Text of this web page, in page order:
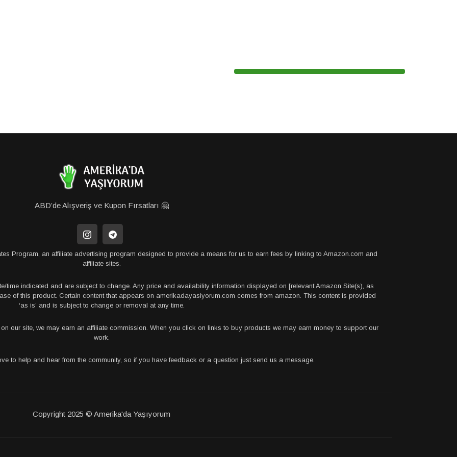
ABD’de Alışveriş ve Kupon Fırsatları 🤗
Program, an affiliate advertising program designed to provide a means for us to earn fees by linking to Amazon.com and
affiliate sites.
time indicated and are subject to change. Any price and availability information displayed on [relevant Amazon Site(s), as
of this product. Certain content that appears on amerikadayasiyorum.com comes from amazon. This content is provided
‘as is’ and is subject to change or removal at any time.
our site, we may earn an affiliate commission. When you click on links to buy products we may earn money to support our
work.
to help and hear from the community, so if you have feedback or a question just send us a message.
Copyright 2025 © Amerika'da Yaşıyorum